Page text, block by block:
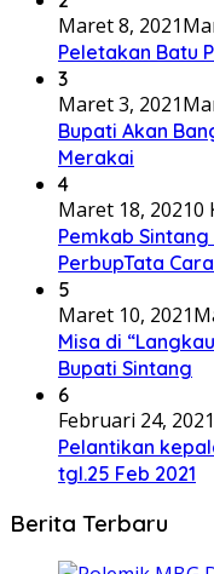
Maret 8, 2021
Peletakan Batu
3
Maret 3, 2021
Bupati Akan
Merakai
4
Maret 18, 20210
Pemkab
PerbupTata
5
Maret 10, 2021
Misa di
Bupati Sintang
6
Februari 24, 2021
Pelantikan
tgl.25 Feb 2021
Berita Terbaru